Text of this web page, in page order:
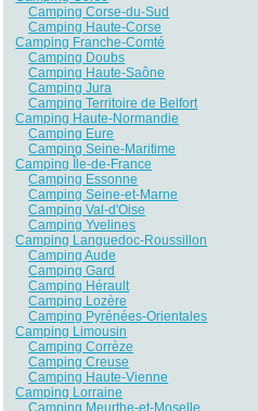
Camping Corse-du-Sud
Camping Haute-Corse
Camping Franche-Comté
Camping Doubs
Camping Haute-Saône
Camping Jura
Camping Territoire de Belfort
Camping Haute-Normandie
Camping Eure
Camping Seine-Maritime
Camping Île-de-France
Camping Essonne
Camping Seine-et-Marne
Camping Val-d'Oise
Camping Yvelines
Camping Languedoc-Roussillon
Camping Aude
Camping Gard
Camping Hérault
Camping Lozère
Camping Pyrénées-Orientales
Camping Limousin
Camping Corrèze
Camping Creuse
Camping Haute-Vienne
Camping Lorraine